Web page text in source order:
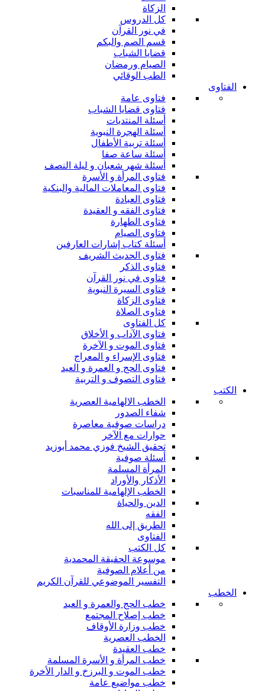
الزكاة
كل الدروس
في نور القرآن
قسم الصم والبكم
قضايا الشباب
الصيام ورمضان
الطب الوقائي
الفتاوى
فتاوى عامة
فتاوى قضايا الشباب
أسئلة المنتديات
أسئلة الهجرة النبوية
أسئلة تربية الأطفال
أسئلة ساعة صفا
أسئلة شهر شعبان و ليلة النصف
فتاوى المرأة و الأسرة
فتاوى المعاملات المالية والبنكية
فتاوى العبادة
فتاوى الفقه و العقيدة
فتاوى الطهارة
فتاوى الصيام
أسئلة كتاب إشارات العارفين
فتاوى الحديث الشريف
فتاوى الذكر
فتاوى في نور القرآن
فتاوى السيرة النبوية
فتاوى الزكاة
فتاوى الصلاة
كل الفتاوى
فتاوى الآداب و الأخلاق
فتاوى الموت و الآخرة
فتاوى الإسراء و المعراج
فتاوى الحج و العمرة و العيد
فتاوى التصوف و التربية
الكتب
الخطب الالهامية العصرية
شفاء الصدور
دراسات صوفية معاصرة
حوارات مع الآخر
تحقيق الشيخ فوزي محمد أبوزيد
أسئلة صوفية
المرأة المسلمة
الأذكار والأوراد
الخطب الإلهامية للمناسبات
الدين والحياة
الفقه
الطريق إلى الله
الفتاوى
كل الكتب
موسوعة الحقيقة المحمدية
من أعلام الصوفية
التفسير الموضوعي للقرآن الكريم
الخطب
خطب الحج والعمرة و العيد
خطب إصلاح المجتمع
خطب وزارة الأوقاف
الخطب العصرية
خطب العقيدة
خطب المرأة و الأسرة المسلمة
خطب الموت و البرزخ و الدار الأخرة
خطب مواضيع عامة